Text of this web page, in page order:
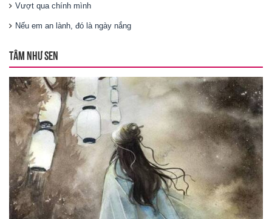
Vượt qua chính mình
Nếu em an lành, đó là ngày nắng
TÂM NHƯ SEN